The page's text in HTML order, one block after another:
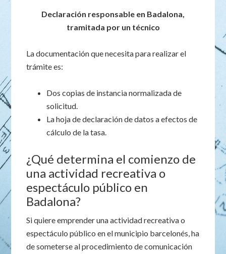
Declaración responsable en Badalona,
tramitada por un técnico
La documentación que necesita para realizar el
trámite es:
Dos copias de instancia normalizada de
solicitud.
La hoja de declaración de datos a efectos de
cálculo de la tasa.
¿Qué determina el comienzo de
una actividad recreativa o
espectáculo público en
Badalona?
Si quiere emprender una actividad recreativa o
espectáculo público en el municipio barcelonés, ha
de someterse al procedimiento de comunicación